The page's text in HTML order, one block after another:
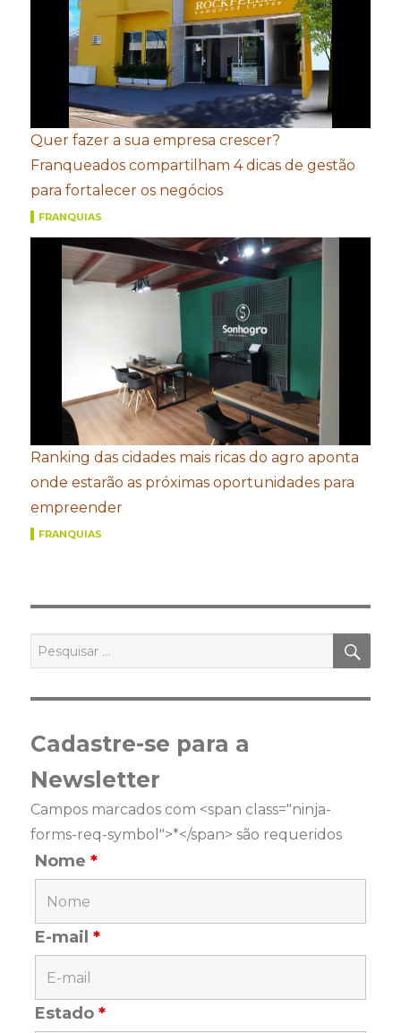
Quer fazer a sua empresa crescer?
Franqueados compartilham 4 dicas de gestão
para fortalecer os negócios
FRANQUIAS
Ranking das cidades mais ricas do agro aponta
onde estarão as próximas oportunidades para
empreender
FRANQUIAS
por:
Cadastre-se para a
Newsletter
Campos marcados com <span class="ninja-
forms-req-symbol">*</span> são requeridos
Nome*
E-mail*
Estado*